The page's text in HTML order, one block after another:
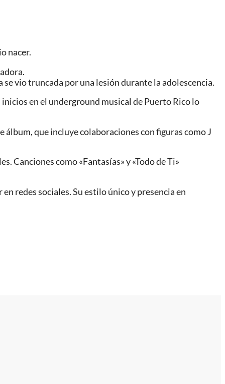
nacer.
vio truncada por una lesión durante la adolescencia.
en el underground musical de Puerto Rico lo
que incluye colaboraciones con figuras como J
Canciones como «Fantasías» y «Todo de Ti»
redes sociales. Su estilo único y presencia en